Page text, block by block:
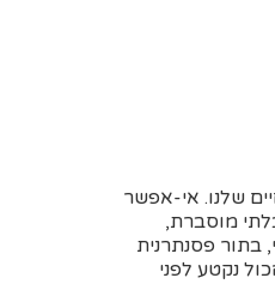
שלנו. אי-אפשר
מוסברת,
בתור פסנתרנית
נקטע לפני